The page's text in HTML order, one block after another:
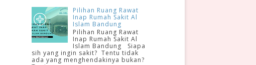
Pilihan Ruang Rawat
Inap Rumah Sakit Al
Islam Bandung
Pilihan Ruang Rawat
Inap Rumah Sakit Al
Islam Bandung Siapa
sih yang ingin sakit? Tentu tidak
ada yang menghendakinya bukan?